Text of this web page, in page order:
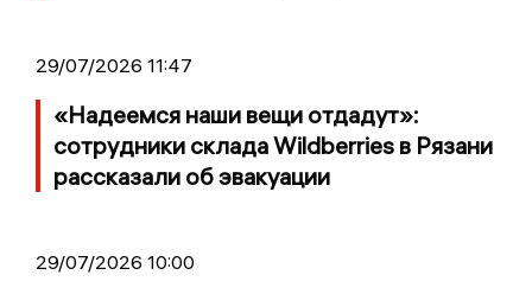
29/07/2026 11:47
«Надеемся наши вещи отдадут»:
сотрудники склада Wildberries в Рязани
рассказали об эвакуации
29/07/2026 10:00